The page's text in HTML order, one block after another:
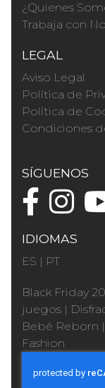
¿Quienes
Trabaja con
LEGAL
Aviso Legal
Política de
Política de
Condiciones
SÍGUENOS
IDIOMAS
ES | PT
Black Friday
juegos |
Bebé Reborn |
Fashion